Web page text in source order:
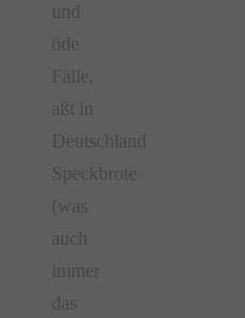
und
öde
Fälle,
aßt in
Deutschland
Speckbrote
(was
auch
immer
das